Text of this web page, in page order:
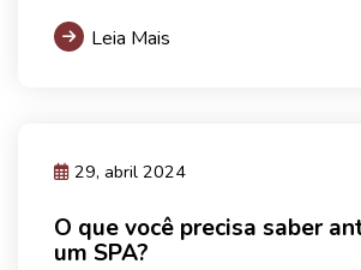
Leia Mais
29, abril 2024
O que você precisa saber
um SPA?